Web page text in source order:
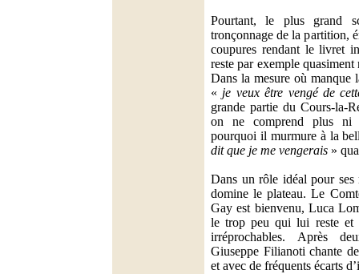
Pourtant, le plus grand
tronçonnage de la partition,
coupures rendant le livret
reste par exemple
Dans la mesure où
« je veux être vengé de
grande partie du Cours-la-
on ne comprend plus ni
pourquoi il murmure à la
dit que je me vengerais »
Dans un rôle idéal pour ses
domine le plateau. Le
Gay est bienvenu, Luca
le trop peu qui lui reste et
irréprochables. Après
Giuseppe Filianoti chante
et avec de fréquents écarts